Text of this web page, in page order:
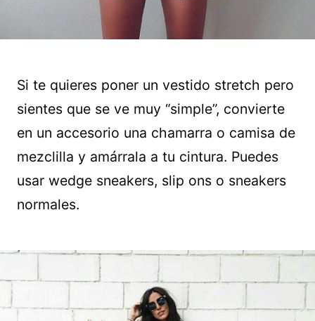
Si te quieres poner un vestido stretch pero
sientes que se ve muy “simple”, convierte
en un accesorio una chamarra o camisa de
mezclilla y amárrala a tu cintura. Puedes
usar wedge sneakers, slip ons o sneakers
normales.